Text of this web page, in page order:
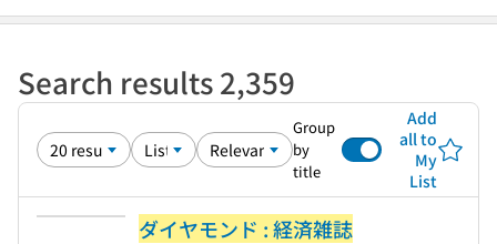
Search results 2,359
Group
by
title
Add
all to
My
List
ダイヤモンド : 経済雑誌